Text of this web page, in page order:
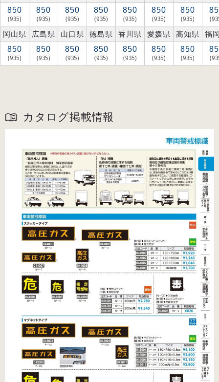
850
(935)
850
(935)
850
(935)
850
(935)
850
(935)
850
(935)
850
(935)
岡山県 広島県 山口県 徳島県 香川県 愛媛県 高知県 福
850
(935)
850
(935)
850
(935)
850
(935)
850
(935)
850
(935)
850
(935)
カタログ掲載情報